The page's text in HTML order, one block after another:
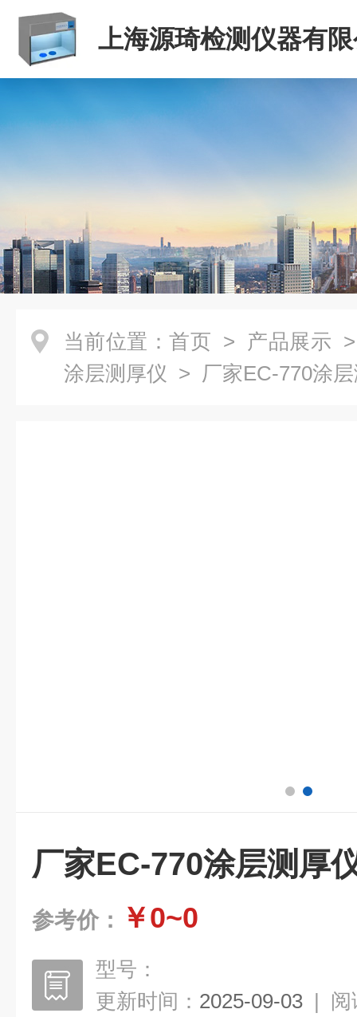
上海源琦检测仪器有
当前位置： 首页 > 产品展示
涂层测厚仪 > 厂家EC-770涂
厂家EC-770涂层测厚
参考价： ￥0~0
型号：
更新时间： 2025-09-03 | 阅